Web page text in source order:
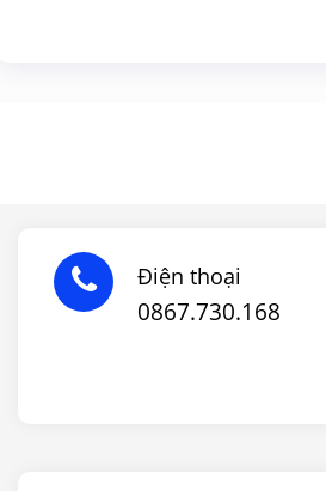
Điện thoại
0867.730.168